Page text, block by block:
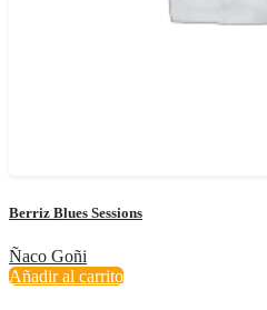
Berriz Blues Sessions
Ñaco Goñi
Añadir al carrito